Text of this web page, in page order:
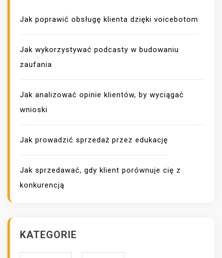
Jak poprawić obsługę klienta dzięki voicebotom
Jak wykorzystywać podcasty w budowaniu
zaufania
Jak analizować opinie klientów, by wyciągać
wnioski
Jak prowadzić sprzedaż przez edukację
Jak sprzedawać, gdy klient porównuje cię z
konkurencją
KATEGORIE